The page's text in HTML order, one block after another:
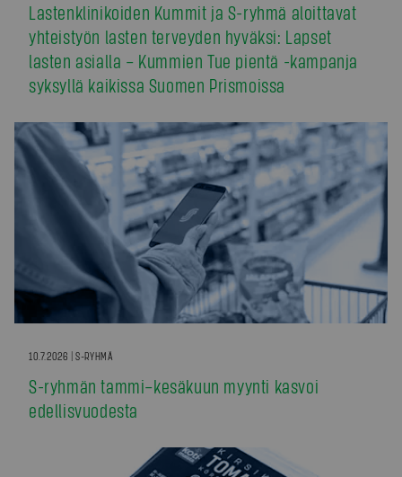
Lastenklinikoiden Kummit ja S-ryhmä aloittavat
yhteistyön lasten terveyden hyväksi: Lapset
lasten asialla – Kummien Tue pientä -kampanja
syksyllä kaikissa Suomen Prismoissa
10.7.2026 | S-RYHMÄ
S-ryhmän tammi–kesäkuun myynti kasvoi
edellisvuodesta